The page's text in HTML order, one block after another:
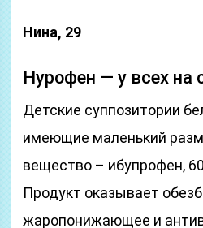
Нина, 29
Нурофен — у всех на
Детские суппозитории
имеющие маленький
вещество – ибупрофен,
Продукт оказывает
жаропонижающее и